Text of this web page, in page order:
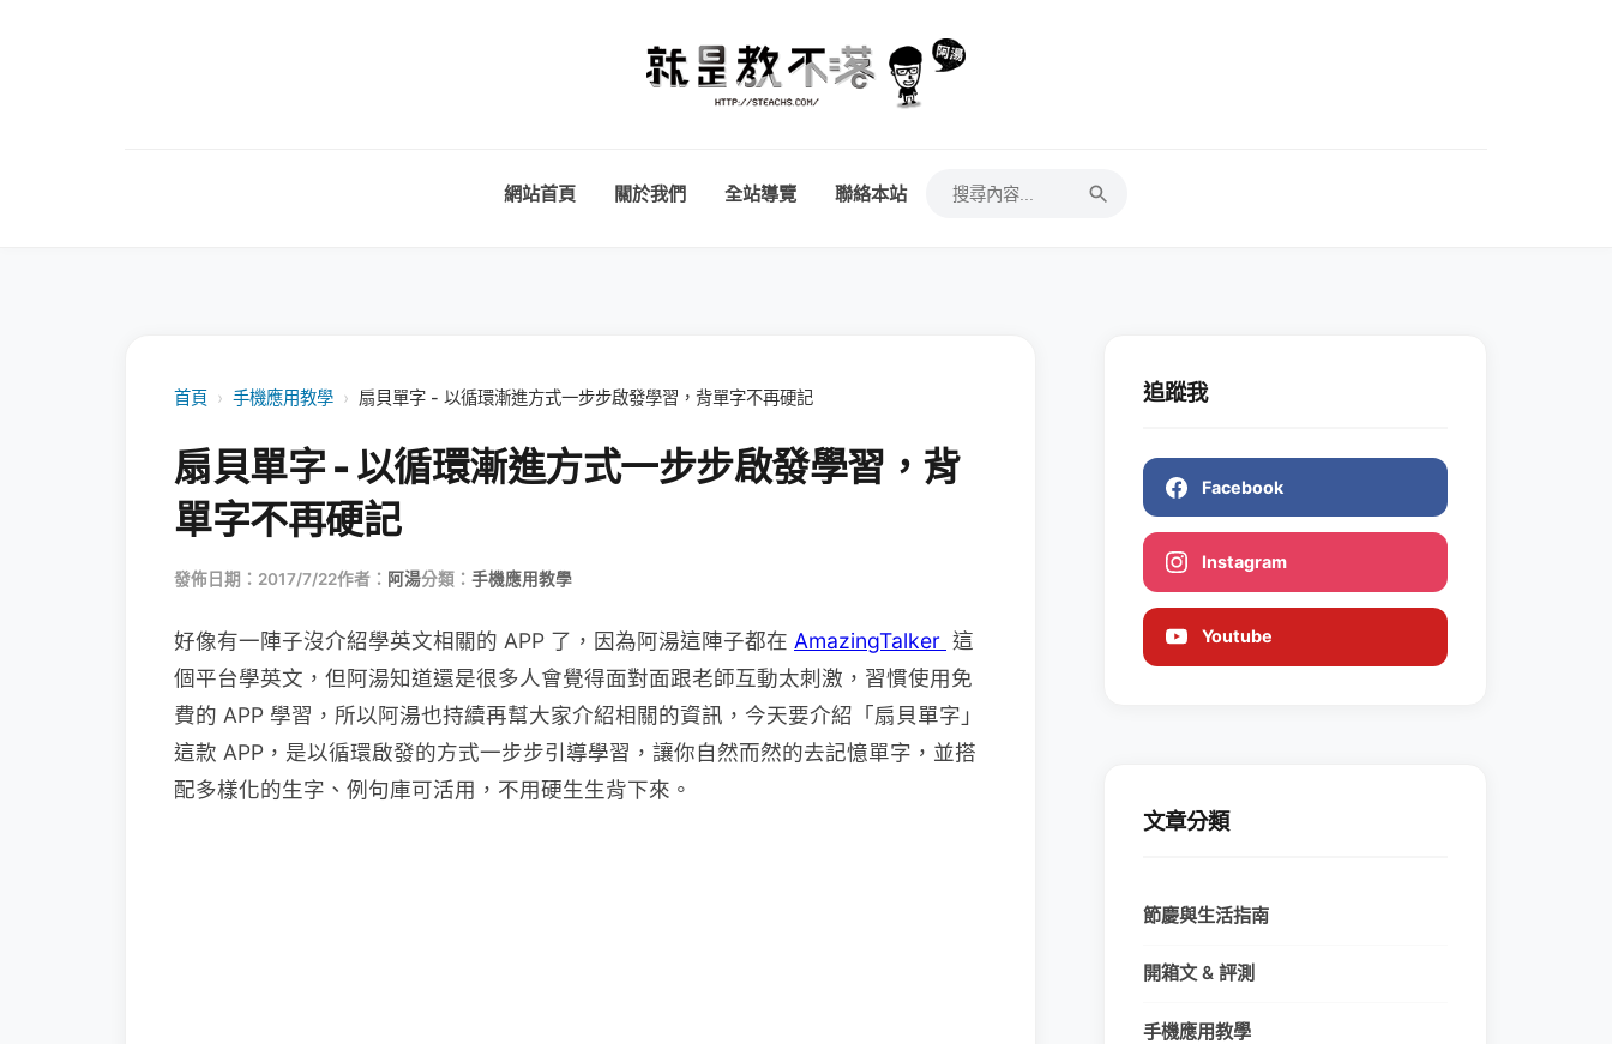
網站首頁 關於我們 全站導覽 聯絡本站
首頁 › 手機應用教學 › 扇貝單字 - 以循環漸進方式一步步啟發學習，背單字不再硬記
扇貝單字 - 以循環漸進方式一步步啟發學習，背
單字不再硬記
發佈日期：2017/7/22作者： 阿湯分類： 手機應用教學
好像有一陣子沒介紹學英文相關的 APP 了，因為阿湯這陣子都在 AmazingTalker 這
個平台學英文，但阿湯知道還是很多人會覺得面對面跟老師互動太刺激，習慣使用免
費的 APP 學習，所以阿湯也持續再幫大家介紹相關的資訊，今天要介紹「扇貝單字」
這款 APP，是以循環啟發的方式一步步引導學習，讓你自然而然的去記憶單字，並搭
配多樣化的生字、例句庫可活用，不用硬生生背下來。
追蹤我
Facebook
Instagram
Youtube
文章分類
節慶與生活指南
開箱文 & 評測
手機應用教學